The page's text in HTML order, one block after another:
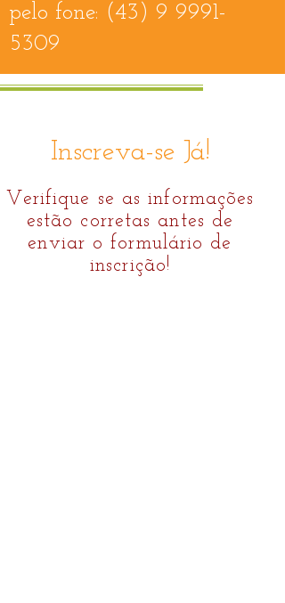
pelo fone: (43) 9 9991-
5309
Inscreva-se Já!
Verifique se as informações
estão corretas antes de
enviar o formulário de
inscrição!